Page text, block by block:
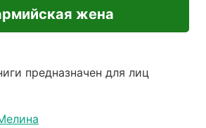
жена
предназначен для лиц